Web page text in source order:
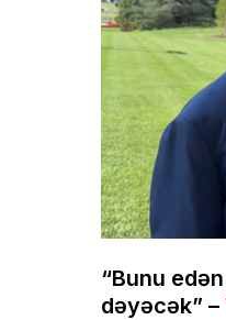
“Bunu
dəyəcək” –